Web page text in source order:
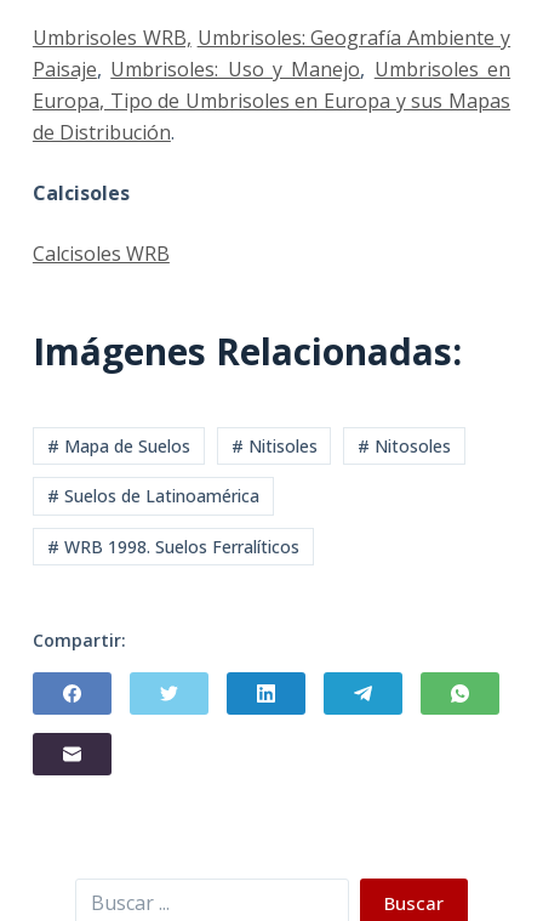
Umbrisoles WRB, Umbrisoles: Geografía Ambiente y
Paisaje, Umbrisoles: Uso y Manejo, Umbrisoles en
Europa, Tipo de Umbrisoles en Europa y sus Mapas
de Distribución.
Calcisoles
Calcisoles WRB
Imágenes Relacionadas:
# Mapa de Suelos # Nitisoles # Nitosoles
# Suelos de Latinoamérica
# WRB 1998. Suelos Ferralíticos
Compartir:
Buscar Buscar